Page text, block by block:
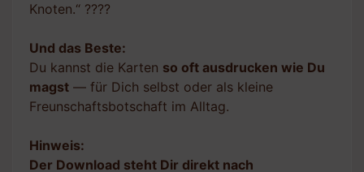
Knoten.“ ????
Und das Beste:
Du kannst die Karten so oft ausdrucken wie Du
magst — für Dich selbst oder als kleine
Freunschaftsbotschaft im Alltag.
Hinweis:
Der Download steht Dir direkt nach